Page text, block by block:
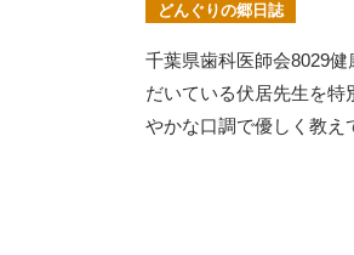
どんぐりの郷日誌
千葉県歯科医師会8029
だいている伏居先生を
やかな口調で優しく教